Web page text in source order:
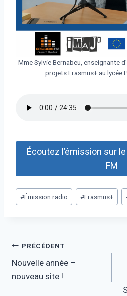
Mme Sylvie Bernabeu, enseignante
projets Erasmus+ au lycée
Écoutez l’émission sur
FM
#Émission radio #Erasmus+
PRÉCÉDENT
Nouvelle année –
nouveau site !